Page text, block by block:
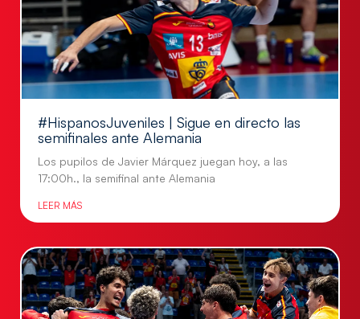
#HispanosJuveniles | Sigue en directo las
semifinales ante Alemania
Los pupilos de Javier Márquez juegan hoy, a las
17:00h., la semifinal ante Alemania
LEER MÁS